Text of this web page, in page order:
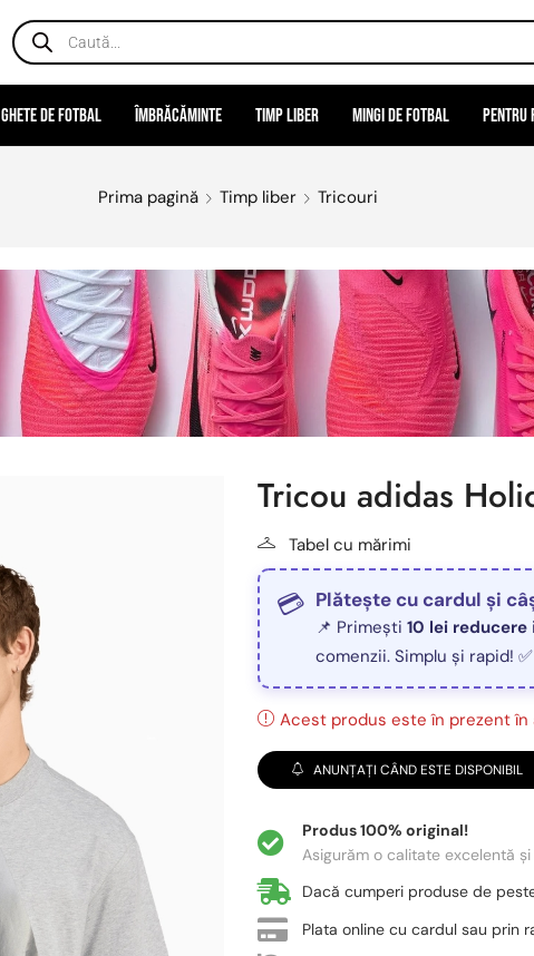
Ghete de fotbal Îmbrăcăminte Timp liber Mingi de fotbal Pentru
Prima pagină Timp liber Tricouri
Tricou adidas
Tabel cu mărimi
Plătește cu cardul și
📌 Primești 10 lei reducere
comenzii. Simplu și rapid! ✅
Acest produs este în prezent
ANUNȚAȚI CÂND ESTE DISPONIBIL
Produs 100% original!
Asigurăm o calitate excelentă
Dacă cumperi produse de
Plata online cu cardul sau prin